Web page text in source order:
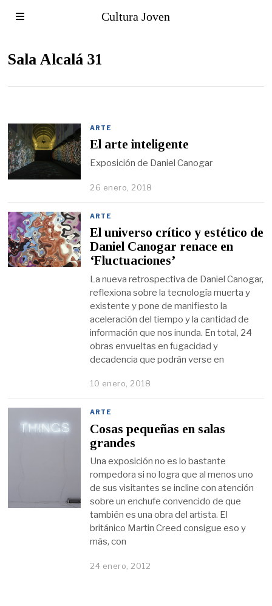
Cultura Joven
Sala Alcalá 31
ARTE
El arte inteligente
Exposición de Daniel Canogar
26 enero, 2018
ARTE
El universo crítico y estético de
Daniel Canogar renace en
‘Fluctuaciones’
La nueva retrospectiva de Daniel Canogar,
reflexiona sobre la tecnología muerta y
existente y pone de manifiesto la
aceleración del tiempo y la cantidad de
información que nos inunda. En total, 24
obras envueltas en fugacidad y
decadencia que podrán verse en
10 enero, 2018
ARTE
Cosas pequeñas en salas
grandes
Una exposición no es lo bastante
rompedora si no logra que al menos uno
de sus visitantes se incline con atención
sobre un enchufe convencido de que
también es una obra del artista. El
británico Martin Creed consigue eso y
más, con
24 enero, 2012